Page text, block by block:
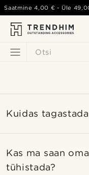
Otsi
Saatmine4,00 € - Üle
Kuidas
Kas ma saan
tühistada?